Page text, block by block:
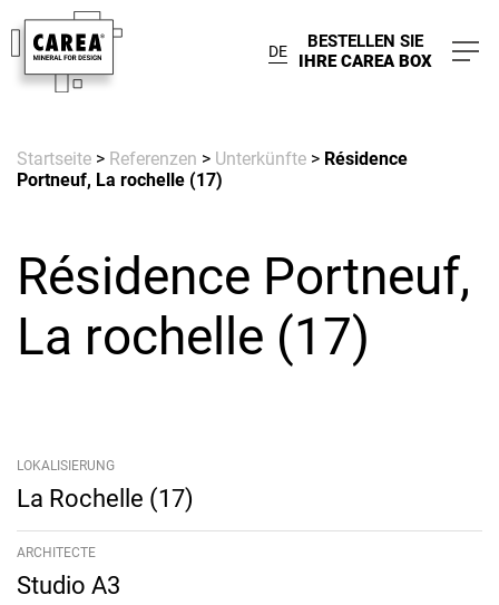
DE
BESTELLEN SIE
IHRE CAREA BOX
Startseite > Referenzen > Unterkünfte > Résidence
Portneuf, La rochelle (17)
Résidence Portneuf,
La rochelle (17)
LOKALISIERUNG
La Rochelle (17)
ARCHITECTE
Studio A3